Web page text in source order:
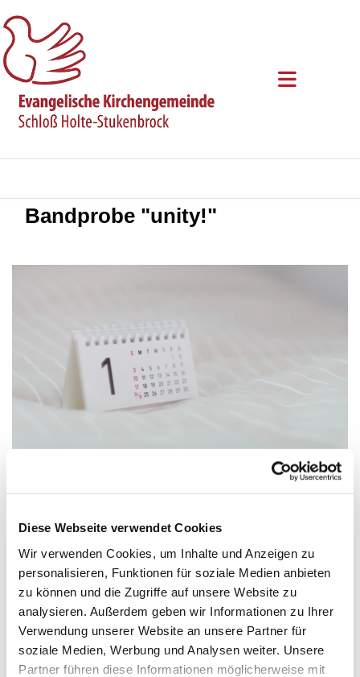
Diese Webseite verwendet Cookies
Wir verwenden Cookies, um Inhalte und Anzeigen zu
personalisieren, Funktionen für soziale Medien anbieten
zu können und die Zugriffe auf unsere Website zu
analysieren. Außerdem geben wir Informationen zu Ihrer
Verwendung unserer Website an unsere Partner für
soziale Medien, Werbung und Analysen weiter. Unsere
Partner führen diese Informationen möglicherweise mit
Bandprobe "unity!"
Donnerstag, 16. September 2027,
19:45 - 21:15 Uhr
Jugendhaus, Gartenweg 9, 33758
Schloß Holte-Stukenbrock